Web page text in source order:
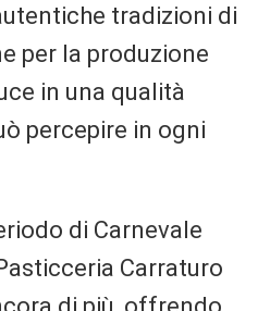
tradizioni di
per la produzione
in una qualità
percepire in ogni
di Carnevale
Carraturo